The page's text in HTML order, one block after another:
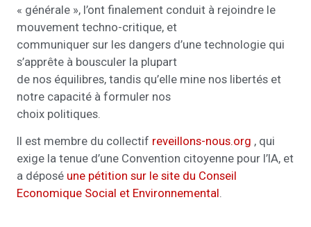
« générale », l’ont finalement conduit à rejoindre le
mouvement techno-critique, et
communiquer sur les dangers d’une technologie qui
s’apprête à bousculer la plupart
de nos équilibres, tandis qu’elle mine nos libertés et
notre capacité à formuler nos
choix politiques.
Il est membre du collectif reveillons-nous.org , qui
exige la tenue d’une Convention citoyenne pour l’IA, et
a déposé une pétition sur le site du Conseil
Economique Social et Environnemental.